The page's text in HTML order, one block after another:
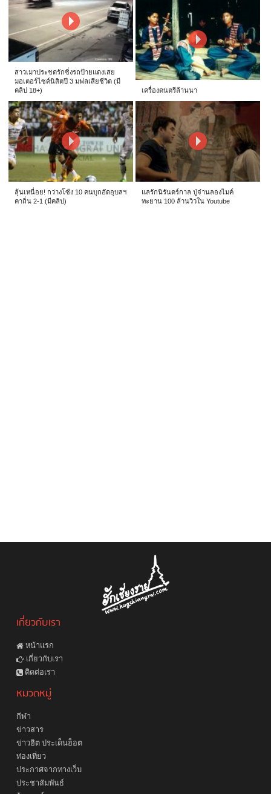
สาวเมาประชดรักซิ่งรถป้ายแดงเสย
มอเตอร์ไซค์นิสิตปี 3 มฟลเสียชีวิต (มี
คลิป 18+)
เครื่องดนตรีล้านนา
ลุ้นเหนื่อย! กว่างโซ้ง 10 คนบุกอัดอุบลฯ
คาถิ่น 2-1 (มีคลิป)
แลรักนิรันดร์กาล ปู่จ๋านลองไมค์
ทะยาน 100 ล้านวิวใน Youtube
เกี่ยวกับเรา
หน้าแรก
เกี่ยวกับเรา
ติดต่อเรา
หมวดหมู่
กีฬา
ข่าวสาร
ข่าวฮิต ประเด็นฮ็อต
ท่องเที่ยว
ประกาศจากทางเว็บ
ประชาสัมพันธ์